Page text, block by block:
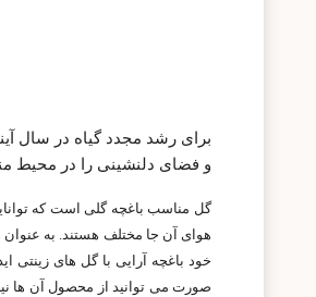
برای رشد مجدد گیاه در سال
و فضای دلنشینی را در محیط
گل مناسب باغچه گلی است که
هوای آن جا مختلف هستند. به
خود باغچه آرایی با گل های زینتی
صورت می توانید از محصول آن ها